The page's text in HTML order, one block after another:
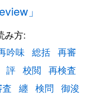
」
み方:
吟味 総括 再審
評 校閲
再検査
纏 検問
御浚